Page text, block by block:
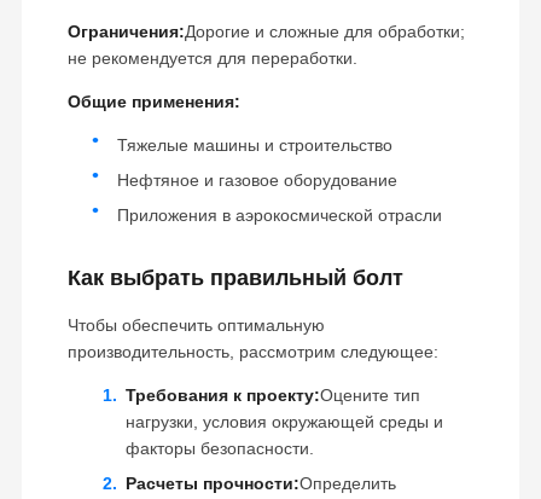
Новости Случаи
РЕЖЕВНЫЙ БОЛТ
Сегмент "Болт"
рельсовый болт
Сверток для зубов
Застежка для зубного блока
Ограничения:Дорогие и сложные для обработки;
не рекомендуется для переработки.
Общие применения:
Тяжелые машины и строительство
Нефтяное и газовое оборудование
Приложения в аэрокосмической отрасли
Как выбрать правильный болт
Чтобы обеспечить оптимальную
производительность, рассмотрим следующее:
Требования к проекту:Оцените тип
нагрузки, условия окружающей среды и
факторы безопасности.
Расчеты прочности:Определить